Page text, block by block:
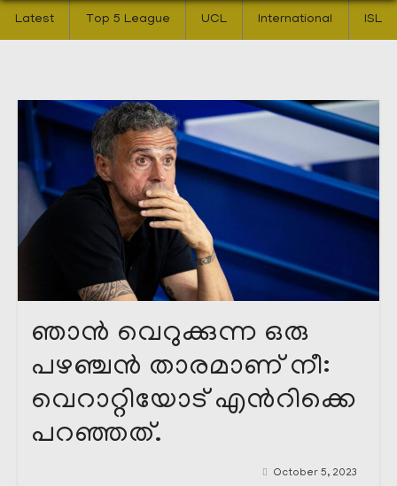
Latest Top 5 League UCL International ISL
ഞാൻ വെറുക്കുന്ന ഒരു
പഴഞ്ചൻ താരമാണ് നീ:
വെറാറ്റിയോട് എൻറിക്കെ
പറഞ്ഞത്.
October 5, 2023